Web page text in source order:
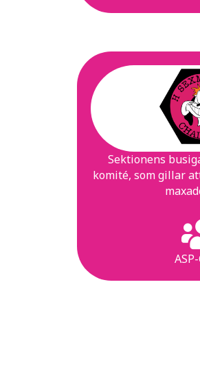
Sektionens
komité, som gillar